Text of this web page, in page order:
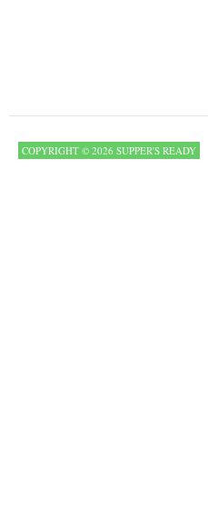
COPYRIGHT © 2026 SUPPER'S READY